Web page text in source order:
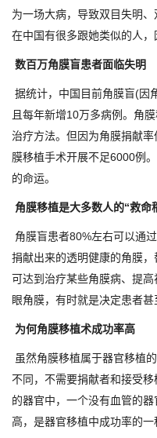
为一场大病，导致双目失明、
在中国有很多跟她类似的人，
数百万角膜盲患者面临失明
据统计，中国目前角膜盲(因
且每年新增10万多病例。角
治疗方法。但因为角膜捐献
膜移植手术开展不足6000例
的命运。
角膜移植是大多数人的“救命
角膜盲患者80%左右可以通
捐献出来的透明健康的角膜，
可达到治疗某些角膜病、提
眼角膜，有时就是决定患者甚
为何角膜移植术成功率高
虽然角膜移植属于器官移植
不同，不需要捐献者和接受
的器官中，一个没有血管的
高，是器官移植中成功率的一